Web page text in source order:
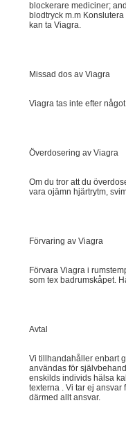
blockerare mediciner;
blodtryck m.m
kan ta Viagra.
Missad dos av Viagra
Viagra tas inte efter
Överdosering av Viagra
Om du tror att du
vara ojämn hjärtrytm,
Förvaring av Viagra
Förvara Viagra i
som tex badrumskåpet.
Avtal
Vi tillhandahåller enbart
användas för
enskilds individs hälsa
texterna . Vi tar ej
därmed allt ansvar.